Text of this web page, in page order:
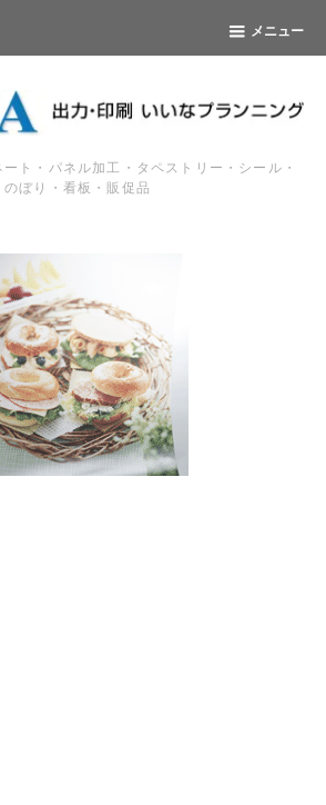
メニュー
ト・パネル加工・タペストリー・シール・
のぼり・看板・販促品